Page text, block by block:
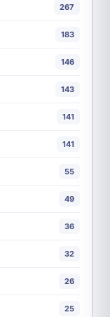
267
183
146
143
141
141
55
49
36
32
26
25